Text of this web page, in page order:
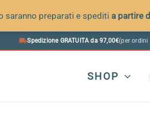
saranno preparati e spediti a partire
Spedizione GRATUITA da 97,00€(per ordini
SHOP